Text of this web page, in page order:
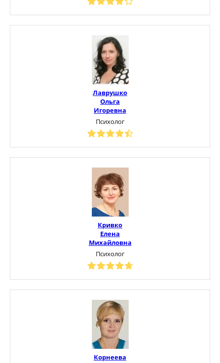
Лаврушко
Ольга
Игоревна
Психолог
Кривко
Елена
Михайловна
Психолог
Корнеева